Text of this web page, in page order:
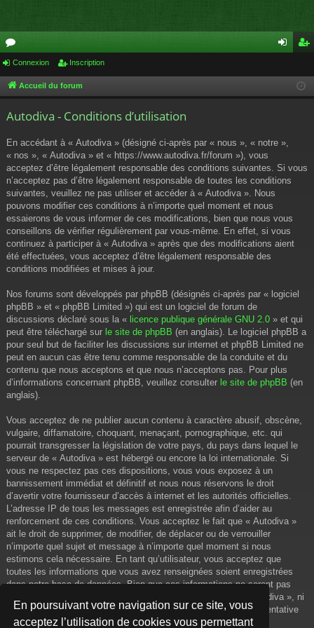
En poursuivant votre navigation sur ce site, vous
acceptez l’utilisation de cookies vous permettant
or
u cri
Connexion Inscription
Accueil du forum
Autodiva - Conditions d’utilisation
En accédant à « Autodiva » (désigné ci-après par « nous », « notre »,
« nos », « Autodiva » et « https://www.autodiva.fr/forum »), vous
acceptez d’être légalement responsable des conditions suivantes. Si vous
n’acceptez pas d’être légalement responsable de toutes les conditions
suivantes, veuillez ne pas utiliser et accéder à « Autodiva ». Nous
pouvons modifier ces conditions à n’importe quel moment et nous
essaierons de vous informer de ces modifications, bien que nous vous
conseillons de vérifier régulièrement par vous-même. En effet, si vous
continuez à participer à « Autodiva » après que des modifications aient
été effectuées, vous acceptez d’être légalement responsable des
conditions modifiées et mises à jour.
Nos forums sont développés par phpBB (désignés ci-après par « logiciel
phpBB » et « phpBB Limited ») qui est un logiciel de forum de
discussions déclaré sous la « licence publique générale GNU 2.0 » et qui
peut être téléchargé sur le site de phpBB (en anglais). Le logiciel phpBB a
pour seul but de faciliter les discussions sur internet et phpBB Limited ne
peut en aucun cas être tenu comme responsable de la conduite et du
contenu que nous acceptons et que nous n’acceptons pas. Pour plus
d’informations concernant phpBB, veuillez consulter le site de phpBB (en
anglais).
Vous acceptez de ne publier aucun contenu à caractère abusif, obscène,
vulgaire, diffamatoire, choquant, menaçant, pornographique, etc. qui
pourrait transgresser la législation de votre pays, du pays dans lequel le
serveur de « Autodiva » est hébergé ou encore la loi internationale. Si
vous ne respectez pas ces dispositions, vous vous exposez à un
bannissement immédiat et définitif et nous nous réservons le droit
d’avertir votre fournisseur d’accès à internet et les autorités officielles.
L’adresse IP de tous les messages est enregistrée afin d’aider au
renforcement de ces conditions. Vous acceptez le fait que « Autodiva »
ait le droit de supprimer, de modifier, de déplacer ou de verrouiller
n’importe quel sujet et message à n’importe quel moment si nous
estimons cela nécessaire. En tant qu’utilisateur, vous acceptez que
toutes les informations que vous avez renseignées soient enregistrées
dans notre base de données. Bien que ces informations ne seront pas
diffusées à une tierce partie sans votre consentement, ni « Autodiva », ni
phpBB, ne pourront être tenus comme responsables en cas de tentative
de piratage informatique visant à compromettre vos données.